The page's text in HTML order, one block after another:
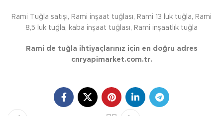
Rami Tuğla satışı, Rami inşaat tuğlası, Rami 13 luk tuğla, Rami
8,5 luk tuğla, kaba inşaat tuğlası, Rami inşaatlık tuğla
Rami de tuğla ihtiyaçlarınız için en doğru adres
cnryapimarket.com.tr.